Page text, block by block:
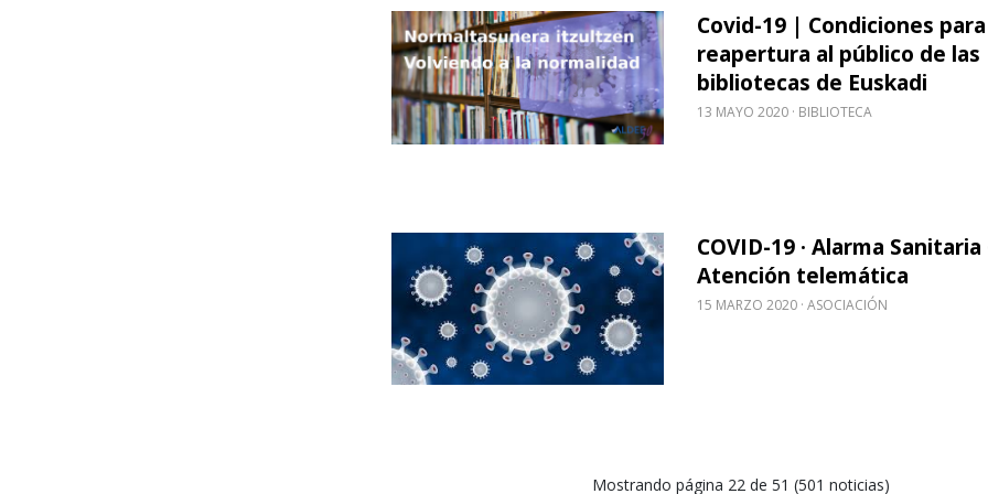
Covid-19 | Condiciones
reapertura al público de las
bibliotecas de Euskadi
13 MAYO 2020 BIBLIOTECA
Leer m�s sobre Covid-19 | Condiciones para la reapertura al
COVID-19 · Alarma Sanitaria
Atención telemática
15 MARZO 2020 ASOCIACIÓN
Leer m�s sobre COVID-19 · Alarma Sanitaria · Atención
Mostrando página 22 de 51 (501 noticias)